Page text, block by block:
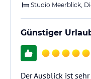
Studio Meerblick,
Günstiger
Der Ausblick ist